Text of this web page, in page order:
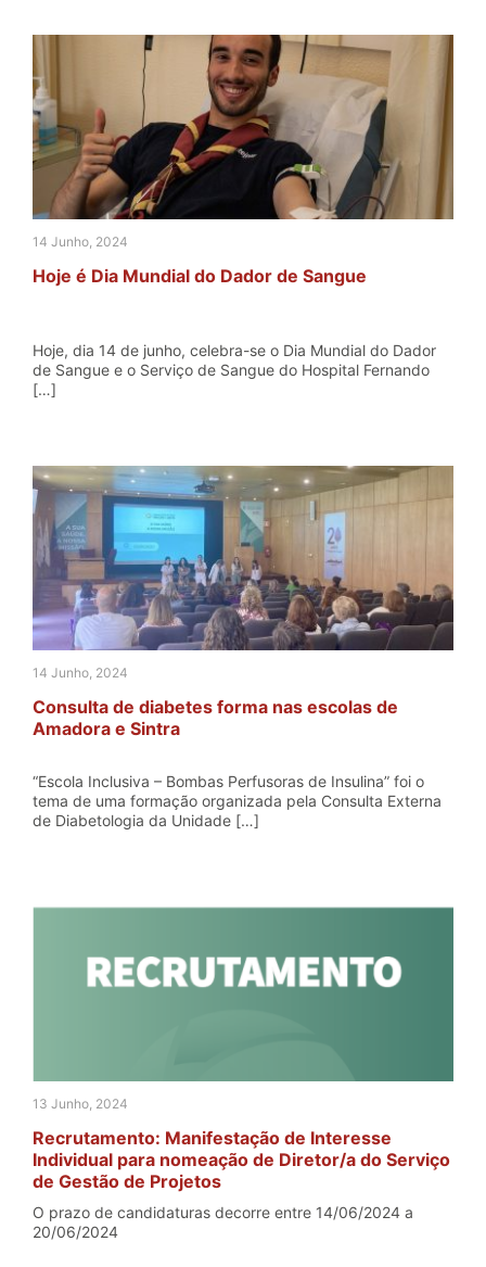
14 Junho, 2024
Hoje é Dia Mundial do Dador de Sangue
Hoje, dia 14 de junho, celebra-se o Dia Mundial do Dador
de Sangue e o Serviço de Sangue do Hospital Fernando
[…]
14 Junho, 2024
Consulta de diabetes forma nas escolas de
Amadora e Sintra
“Escola Inclusiva – Bombas Perfusoras de Insulina” foi o
tema de uma formação organizada pela Consulta Externa
de Diabetologia da Unidade […]
13 Junho, 2024
Recrutamento: Manifestação de Interesse
Individual para nomeação de Diretor/a do Serviço
de Gestão de Projetos
O prazo de candidaturas decorre entre 14/06/2024 a
20/06/2024